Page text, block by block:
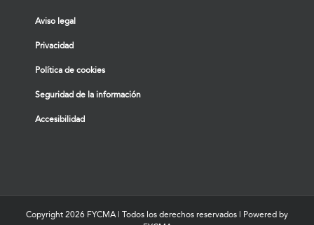
Aviso legal
Privacidad
Política de cookies
Seguridad de la información
Accesibilidad
Copyright 2026 FYCMA | Todos los derechos reservados | Powered by